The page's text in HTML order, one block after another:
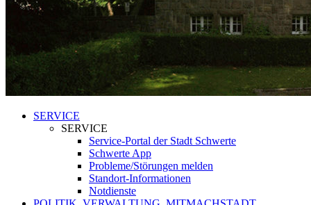
SERVICE
SERVICE
Service-Portal der Stadt Schwerte
Schwerte App
Probleme/Störungen melden
Standort-Informationen
Notdienste